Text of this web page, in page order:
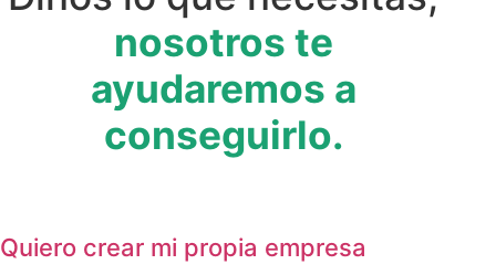
nosotros te
ayudaremos a
conseguirlo.
Quiero crear mi propia empresa